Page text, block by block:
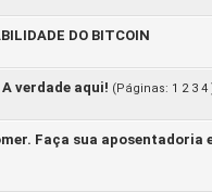
DO BITCOIN
verdade aqui! (Páginas: 1 2 3 4
Faça sua aposentadoria